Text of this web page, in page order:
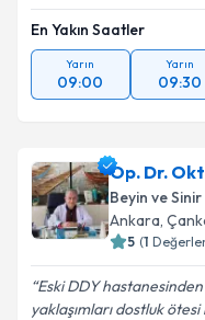
En Yakın Saatler
Yarın
09:00
Yarın
09:30
Op. Dr.
Beyin ve
Ankara,
5 (1
Eski DDY hastanesinden
yaklaşımları dostluk ötesi